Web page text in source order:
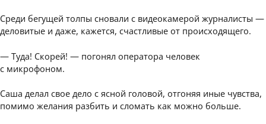
Среди бегущей толпы сновали с видеокамерой журналисты —
деловитые и даже, кажется, счастливые от происходящего.
— Туда! Скорей! — погонял оператора человек
с микрофоном.
Саша делал свое дело с ясной головой, отгоняя иные чувства,
помимо желания разбить и сломать как можно больше.